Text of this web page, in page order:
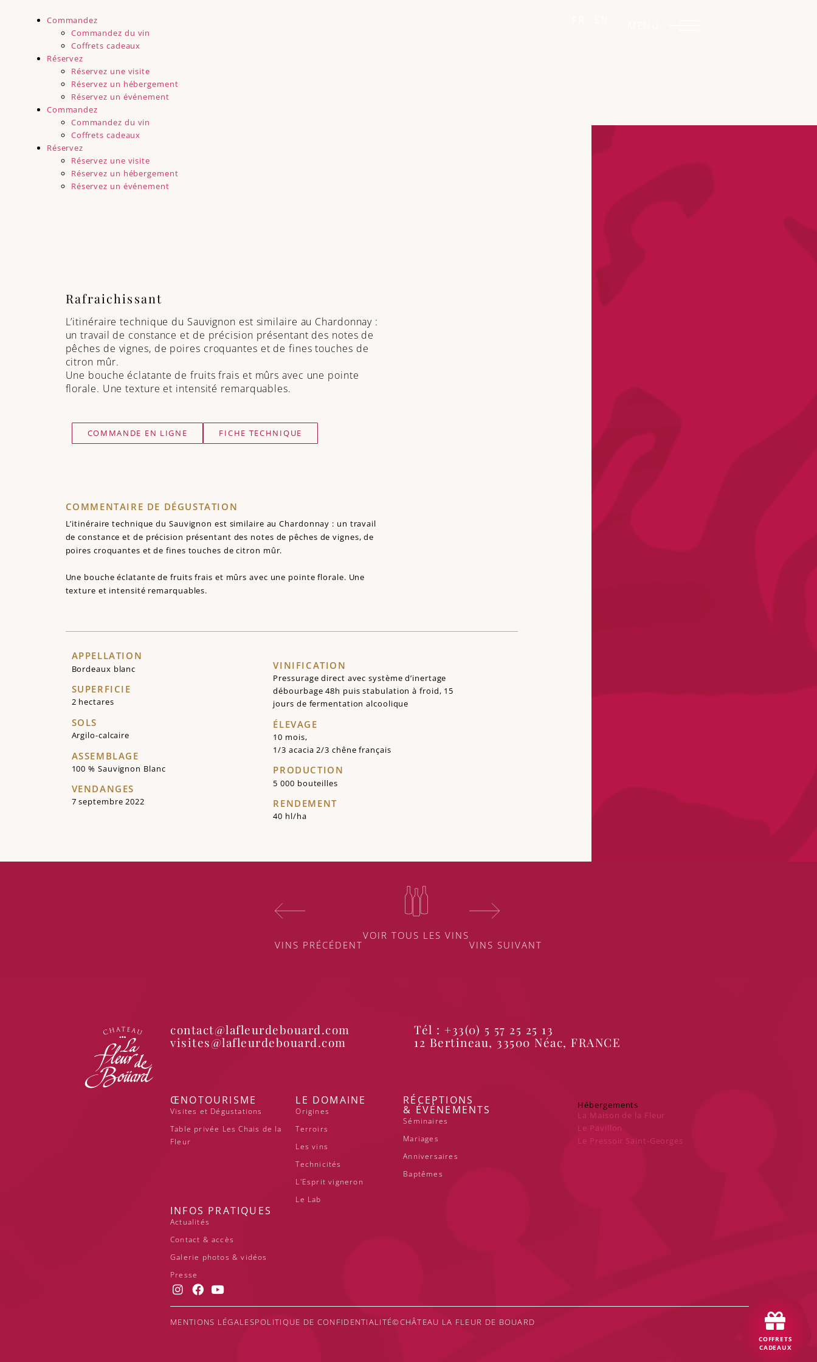
Commandez
Commandez du vin
Coffrets cadeaux
Réservez
Réservez une visite
Réservez un hébergement
Réservez un événement
Commandez
Commandez du vin
Coffrets cadeaux
Réservez
Réservez une visite
Réservez un hébergement
Réservez un événement
Rafraichissant
L’itinéraire technique du Sauvignon est similaire au Chardonnay :
un travail de constance et de précision présentant des notes de
pêches de vignes, de poires croquantes et de fines touches de
citron mûr.
Une bouche éclatante de fruits frais et mûrs avec une pointe
florale. Une texture et intensité remarquables.
COMMANDE EN LIGNE FICHE TECHNIQUE
COMMENTAIRE DE DÉGUSTATION
L’itinéraire technique du Sauvignon est similaire au Chardonnay : un travail
de constance et de précision présentant des notes de pêches de vignes, de
poires croquantes et de fines touches de citron mûr.
Une bouche éclatante de fruits frais et mûrs avec une pointe florale. Une
texture et intensité remarquables.
APPELLATION
Bordeaux blanc
SUPERFICIE
2 hectares
SOLS
Argilo-calcaire
ASSEMBLAGE
100 % Sauvignon Blanc
VENDANGES
7 septembre 2022
VINIFICATION
Pressurage direct avec système d’inertage
débourbage 48h puis stabulation à froid, 15
jours de fermentation alcoolique
ÉLEVAGE
10 mois,
1/3 acacia 2/3 chêne français
PRODUCTION
5 000 bouteilles
RENDEMENT
40 hl/ha
VINS PRÉCÉDENT
VOIR TOUS LES VINS
VINS SUIVANT
contact@lafleurdebouard.com
visites@lafleurdebouard.com
Tél : +33(0) 5 57 25 25 13
12 Bertineau, 33500 Néac, FRANCE
ŒNOTOURISME
Visites et Dégustations
Table privée Les Chais de la
Fleur
LE DOMAINE
Origines
Terroirs
Les vins
Technicités
L'Esprit vigneron
Le Lab
RÉCEPTIONS
& ÉVÉNEMENTS
Séminaires
Mariages
Anniversaires
Baptêmes
Hébergements
La Maison de la Fleur
Le Pavillon
Le Pressoir Saint-Georges
INFOS PRATIQUES
Actualités
Contact & accès
Galerie photos & vidéos
Presse
MENTIONS LÉGALESPOLITIQUE DE CONFIDENTIALITÉ©CHÂTEAU LA FLEUR DE BOUARD
COFFRETS
CADEAUX